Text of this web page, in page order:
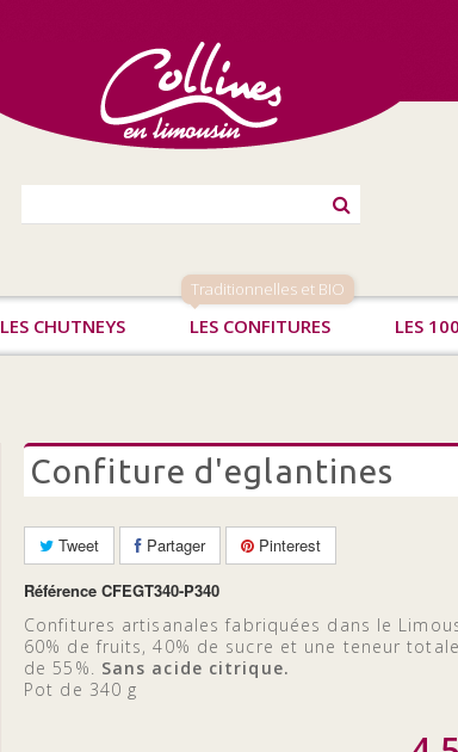
LES CHUTNEYS
Traditionnelles et BIO
LES CONFITURES LES
confiture d'eglantines
Tweet Partager
Pinterest
Référence CFEGT340-P340
Confitures artisanales fabriquées dans le
60% de fruits, 40% de sucre et une teneur
de 55%. Sans acide citrique.
Pot de 340 g